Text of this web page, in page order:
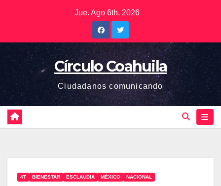
Jue. Ago 6th, 2026
Círculo Coahuila
Ciudadanos comunicando
4T BIENESTAR ESCLAUDIA MÉXICO NACIONAL